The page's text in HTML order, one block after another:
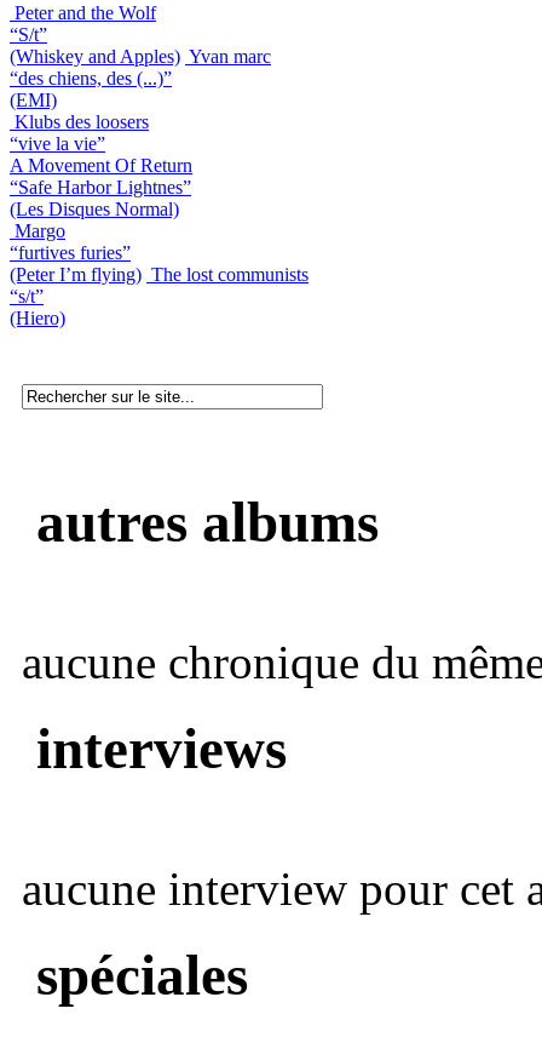
Peter and the Wolf
“S/t”
(Whiskey and Apples) Yvan marc
“des chiens, des (...)”
(EMI)
Klubs des loosers
“vive la vie”
A Movement Of Return
“Safe Harbor Lightnes”
(Les Disques Normal)
Margo
“furtives furies”
(Peter I’m flying) The lost communists
“s/t”
(Hiero)
autres albums
aucune chronique du
interviews
aucune interview pour cet
spéciales